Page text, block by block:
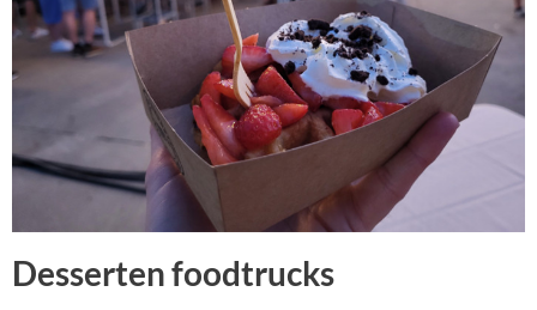
Desserten foodtrucks